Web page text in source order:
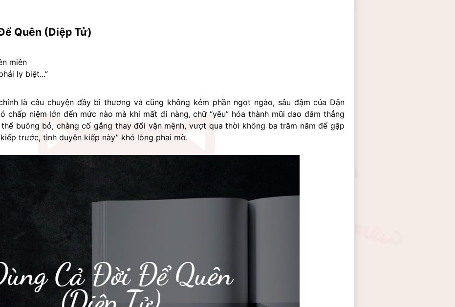
Quên (Diệp Tử)
miên
ly biệt...”
là câu chuyện đầy bi thương và cũng không kém phần ngọt ngào, sâu đậm của Dận
chấp niệm lớn đến mức nào mà khi mất đi nàng, chữ “yêu” hóa thành mũi dao đâm thẳng
buông bỏ, chàng cố gắng thay đổi vận mệnh, vượt qua thời không ba trăm năm để gặp
trước, tình duyên kiếp này” khó lòng phai mờ.